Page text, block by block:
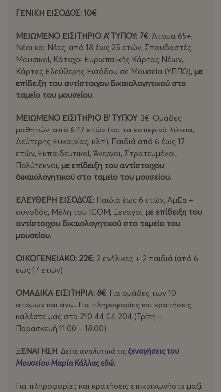
ΓΕΝΙΚΗ ΕΙΣΟΔΟΣ: 10€
ΜΕΙΩΜΕΝΟ ΕΙΣΙΤΗΡΙΟ Α’ ΤΥΠΟΥ: 7€:Άτομα 65+,
Νέοι και Νέες: από 18 έως 25 ετών, Σπουδαστές
Μουσικοί, Κάτοχοι Ευρωπαϊκής Κάρτας Νέων,
Κάρτας Ελεύθερης Εισόδου σε Μουσεία (ΥΠΠΟ), με
επίδειξη του αντίστοιχου δικαιολογητικού στο
ταμείο του μουσείου.
ΜΕΙΩΜΕΝΟ ΕΙΣΙΤΗΡΙΟ Β’ ΤΥΠΟΥ: 3€: Ομάδες
μαθητών: από 6-17 ετών (και τα εσπερινά λύκεια,
Δεύτερης Ευκαιρίας, κλπ), Παιδιά από 6 έως 17
ετών, Εκπαιδευτικοί, Άνεργοι, Στρατευμένοι,
Πολύτεκνοι, με επίδειξη του αντίστοιχου
δικαιολογητικού στο ταμείο του μουσείου.
ΕΛΕΥΘΕΡΗ ΕΙΣΟΔΟΣ: Παιδιά έως 6 ετών, ΑμΕα +
συνοδός, Μέλη του ICOM, Ξεναγοί, με επίδειξη του
αντίστοιχου δικαιολογητικού στο ταμείο του
μουσείου.
ΟΙΚΟΓΕΝΕΙΑΚΟ: 22€: 2 ενήλικες + 2 παιδιά (από 6
έως 17 ετών)
ΟΜΑΔΙΚΑ ΕΙΣΙΤΗΡΙΑ: 8€: Για ομάδες των 10
ατόμων και άνω. Για πληροφορίες και κρατήσεις
καλέστε μας στο 210 44 04 204 (Τρίτη –
Παρασκευή 11:00 – 18:00)
ΞΕΝΑΓΗΣΗ: Δείτε αναλυτικά τιςξεναγήσεις του
Μουσείου Μαρία Κάλλας εδώ.
Για πληροφορίες και κρατήσεις επικοινωνήστε μαζί